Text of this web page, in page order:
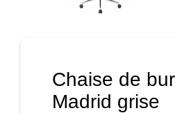
Chaise de
Madrid grise